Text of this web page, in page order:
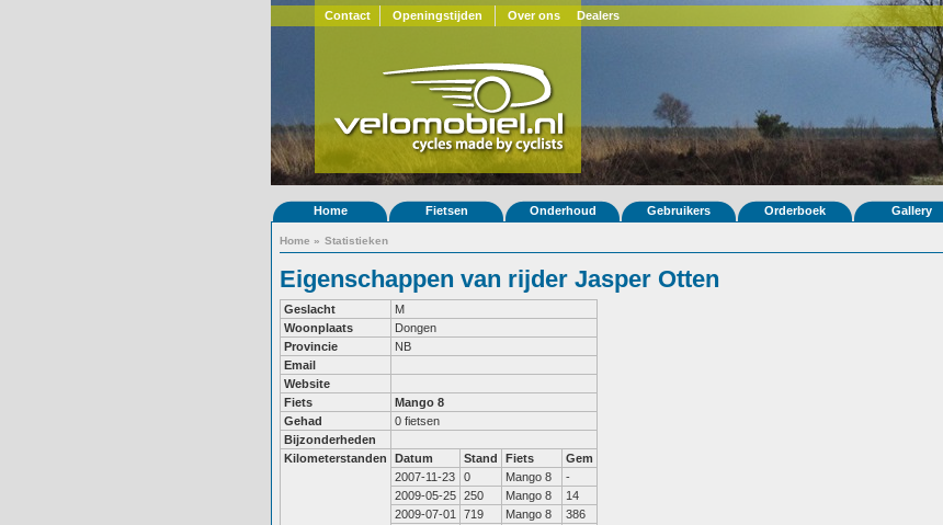
Contact Openingstijden Over ons Dealers
Home Fietsen Onderhoud Gebruikers Orderboek Gallery
Home » Statistieken
Eigenschappen van rijder Jasper Otten
Geslacht
M
Woonplaats
Dongen
Provincie
NB
Email
Website
Fiets
Mango 8
Gehad
0 fietsen
Bijzonderheden
Kilometerstanden
Datum Stand Fiets
Gem
2007-11-23
0 Mango 8
-
2009-05-25 250 Mango 8
14
2009-07-01
719 Mango 8
386